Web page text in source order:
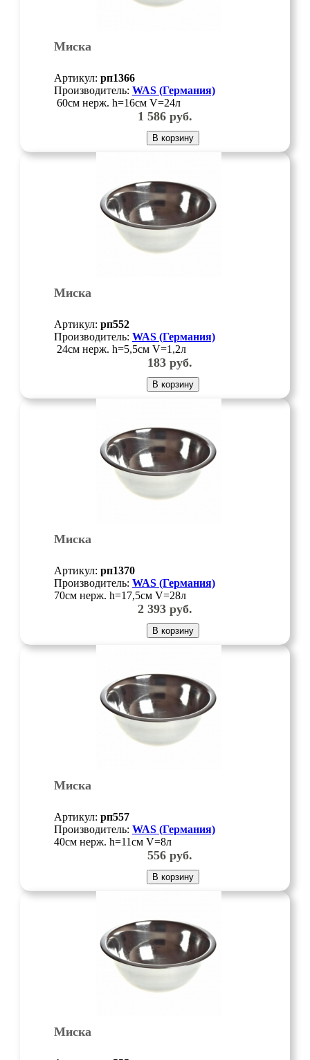
Миска
Артикул: рп1366
Производитель: WAS (Германия)
60см нерж. h=16см V=24л
1 586руб.
В корзину
Миска
Артикул: рп552
Производитель: WAS (Германия)
24см нерж. h=5,5см V=1,2л
183руб.
В корзину
Миска
Артикул: рп1370
Производитель: WAS (Германия)
70см нерж. h=17,5см V=28л
2 393руб.
В корзину
Миска
Артикул: рп557
Производитель: WAS (Германия)
40см нерж. h=11см V=8л
556руб.
В корзину
Миска